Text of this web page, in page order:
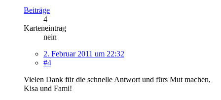
Beiträge
4
Karteneintrag
nein
2. Februar 2011 um 22:32
#4
Vielen Dank für die schnelle Antwort und fürs Mut machen,
Kisa und Fami!